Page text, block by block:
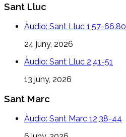
Sant Lluc
Àudio: Sant Lluc 1,57-66.80
24 juny, 2026
Àudio: Sant Lluc 2,41-51
13 juny, 2026
Sant Marc
Àudio: Sant Marc 12,38-44